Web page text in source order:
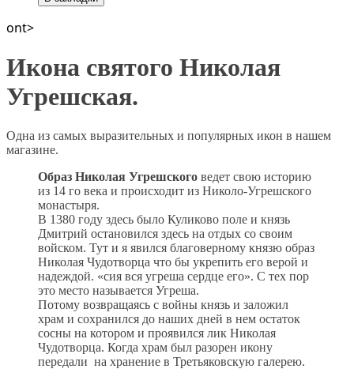
ont>
Икона святого Николая
Угрешская.
Одна из самых выразительных и популярных икон в нашем
магазине.
Образ Николая Угрешского ведет свою историю
из 14 го века и происходит из Николо-Угрешского
монастыря.
В 1380 году здесь было Куликово поле и князь
Дмитрий остановился здесь на отдых со своим
войском. Тут и я явился благоверному князю образ
Николая Чудотворца что бы укрепить его верой и
надеждой. «сия вся угреша сердце его». С тех пор
это место называется Угреша.
Потому возвращаясь с войны князь и заложил
храм и сохранился до наших дней в нем остаток
сосны на котором и проявился лик Николая
Чудотворца. Когда храм был разорен икону
передали на хранение в Третьяковскую галерею.